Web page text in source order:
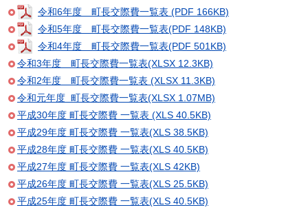
令和6年度 町長交際費一覧表 (PDF 166KB)
令和5年度 町長交際費一覧表(PDF 148KB)
令和4年度 町長交際費一覧表(PDF 501KB)
令和3年度 町長交際費一覧表(XLSX 12.3KB)
令和2年度 町長交際費一覧表 (XLSX 11.3KB)
令和元年度 町長交際費一覧表(XLSX 1.07MB)
平成30年度 町長交際費 一覧表 (XLS 40.5KB)
平成29年度 町長交際費 一覧表(XLS 38.5KB)
平成28年度 町長交際費 一覧表(XLS 40.5KB)
平成27年度 町長交際費 一覧表(XLS 42KB)
平成26年度 町長交際費 一覧表(XLS 25.5KB)
平成25年度 町長交際費 一覧表(XLS 40.5KB)